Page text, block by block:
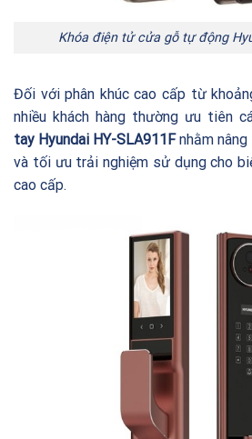
Khóa điện tử cửa gỗ tự động
Đối với phân khúc cao cấp từ
nhiều khách hàng thường ưu tiên
tay Hyundai HY-SLA911Fnhằm nâng
và tối ưu trải nghiệm sử dụng cho
cao cấp.